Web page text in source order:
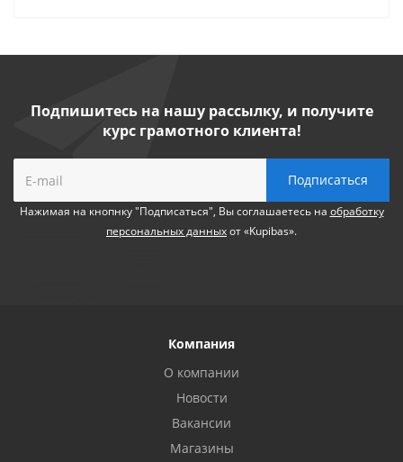
Подпишитесь на нашу рассылку, и получите
курс грамотного клиента!
Нажимая на кнопнку "Подписаться", Вы соглашаетесь на обработку
персональных данныхот «Kupibas».
Компания
О компании
Новости
Вакансии
Магазины